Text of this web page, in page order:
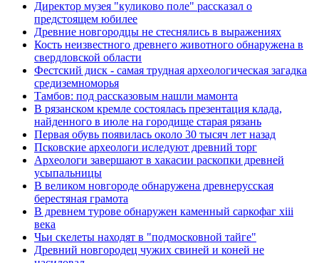
Директор музея "куликово поле" рассказал о
предстоящем юбилее
Древние новгородцы не стеснялись в выражениях
Кость неизвестного древнего животного обнаружена в
свердловской области
Фестский диск - самая трудная археологическая загадка
средиземноморья
Тамбов: под рассказовым нашли мамонта
В рязанском кремле состоялась презентация клада,
найденного в июле на городище старая рязань
Первая обувь появилась около 30 тысяч лет назад
Псковские археологи иследуют древний торг
Археологи завершают в хакасии раскопки древней
усыпальницы
В великом новгороде обнаружена древнерусская
берестяная грамота
В древнем турове обнаружен каменный саркофаг xiii
века
Чьи скелеты находят в "подмосковной тайге"
Древний новгородец чужих свиней и коней не